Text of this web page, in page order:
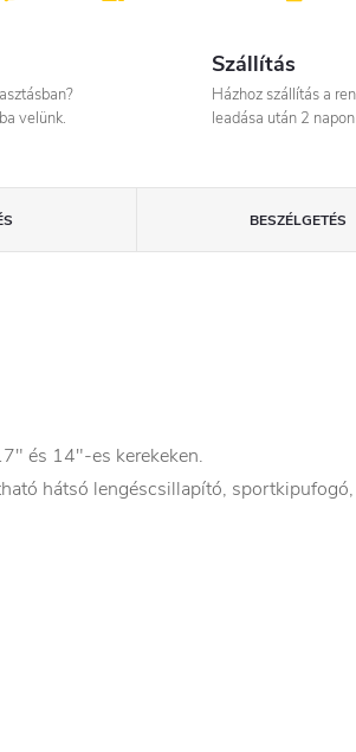
velünk.
Szállítás
Házhoz szállítás a
leadása után 2
BESZÉLGETÉS
és 14"-es kerekeken.
hátsó lengéscsillapító, sportkipufogó,